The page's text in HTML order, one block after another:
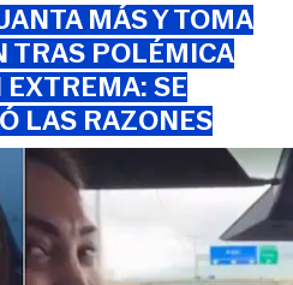
MÁS Y TOMA
TRAS POLÉMICA
SE
LAS RAZONES